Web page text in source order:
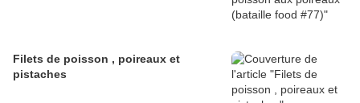
Filets de poisson , poireaux et
pistaches